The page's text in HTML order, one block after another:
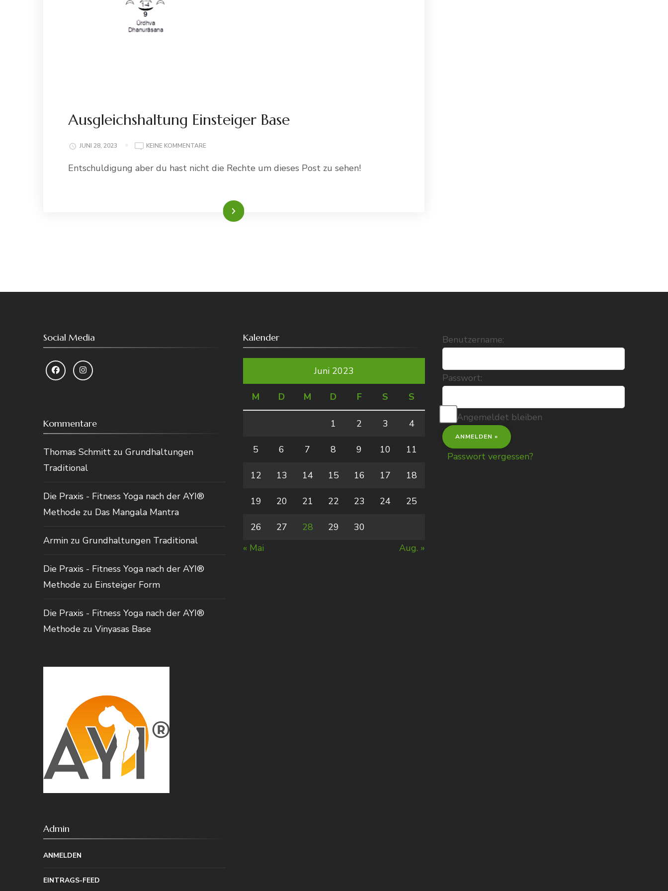
Ausgleichshaltung Einsteiger Base
JUNI 28, 2023 KEINE KOMMENTAREZU
EINSTEIGER
Entschuldigung aber du hast nicht die Rechte um dieses Post zu sehen!
Weiterlesen
Social Media
Kommentare
Thomas Schmitt zu Grundhaltungen
Traditional
Die Praxis - Fitness Yoga nach der AYI®
Methode zu Das Mangala Mantra
Armin zu Grundhaltungen Traditional
Die Praxis - Fitness Yoga nach der AYI®
Methode zu Einsteiger Form
Die Praxis - Fitness Yoga nach der AYI®
Methode zu Vinyasas Base
Admin
ANMELDEN
EINTRAGS-FEED
Kalender
Juni 2023
M D M D F S S
1 2 3 4
5 6 7 8 9 10 11
12 13 14 15 16 17 18
19 20 21 22 23 24 25
26 27 28 29
30
« Mai
Aug. »
Benutzername:
Passwort:
Angemeldet bleiben
Passwort vergessen?